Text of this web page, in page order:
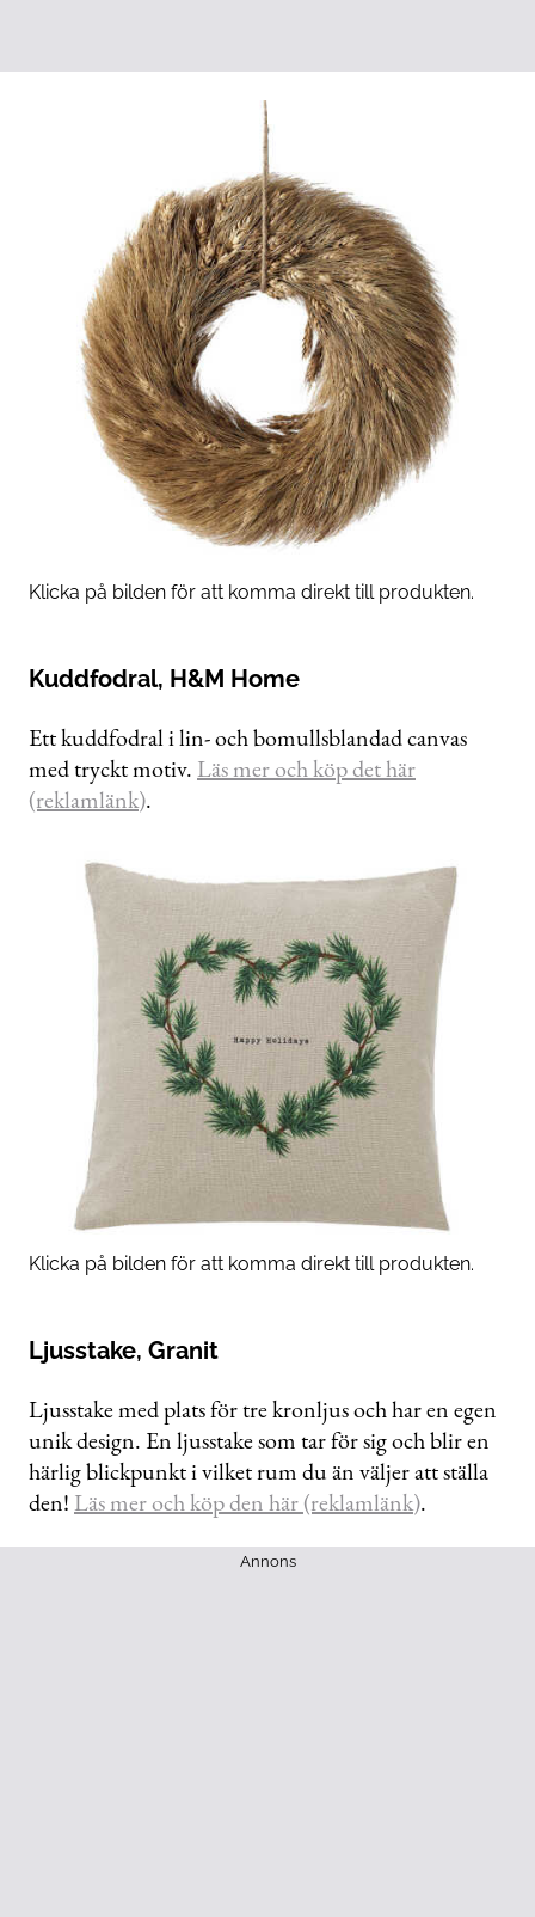
Klicka på bilden för att komma direkt till produkten.
Kuddfodral, H&M Home
Ett kuddfodral i lin- och bomullsblandad canvas
med tryckt motiv. Läs mer och köp det här
(reklamlänk).
Klicka på bilden för att komma direkt till produkten.
Ljusstake, Granit
Ljusstake med plats för tre kronljus och har en egen
unik design. En ljusstake som tar för sig och blir en
härlig blickpunkt i vilket rum du än väljer att ställa
den! Läs mer och köp den här (reklamlänk).
Annons